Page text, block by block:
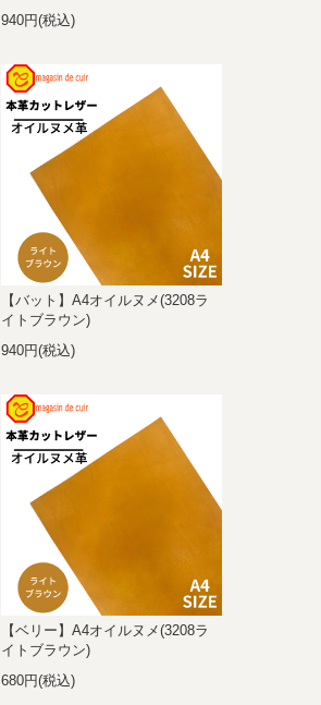
940円(税込)
【バット】A4オイルヌメ(3208ラ
イトブラウン)
940円(税込)
【ベリー】A4オイルヌメ(3208ラ
イトブラウン)
680円(税込)